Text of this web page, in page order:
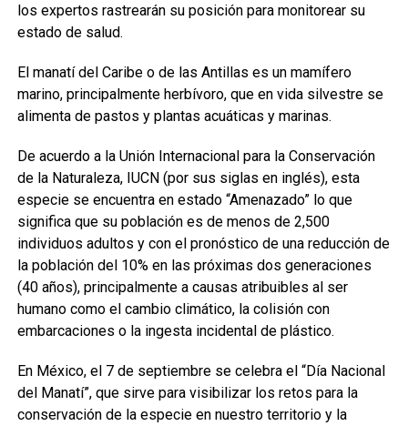
los expertos rastrearán su posición para monitorear su
estado de salud.
El manatí del Caribe o de las Antillas es un mamífero
marino, principalmente herbívoro, que en vida silvestre se
alimenta de pastos y plantas acuáticas y marinas.
De acuerdo a la Unión Internacional para la Conservación
de la Naturaleza, IUCN (por sus siglas en inglés), esta
especie se encuentra en estado “Amenazado” lo que
significa que su población es de menos de 2,500
individuos adultos y con el pronóstico de una reducción de
la población del 10% en las próximas dos generaciones
(40 años), principalmente a causas atribuibles al ser
humano como el cambio climático, la colisión con
embarcaciones o la ingesta incidental de plástico.
En México, el 7 de septiembre se celebra el “Día Nacional
del Manatí”, que sirve para visibilizar los retos para la
conservación de la especie en nuestro territorio y la